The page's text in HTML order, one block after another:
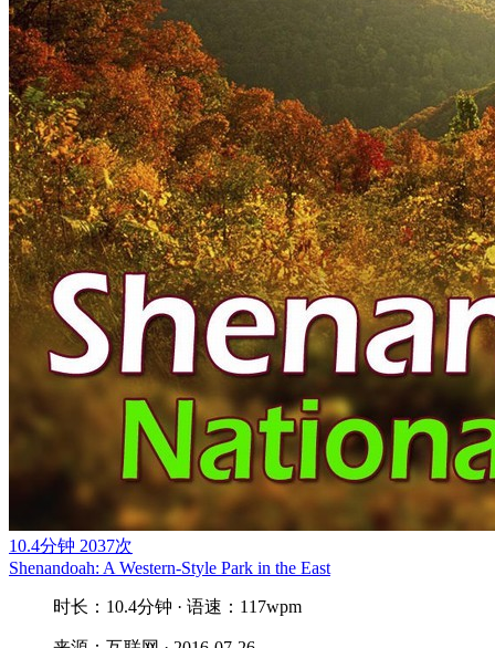
10.4分钟 2037次
Shenandoah: A Western-Style Park in the East
时长：10.4分钟 · 语速：117wpm